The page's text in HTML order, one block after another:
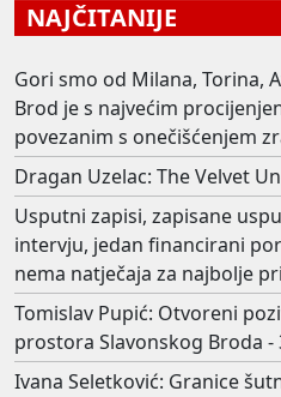
NAJČITANIJE
Gori smo od Milana, Torina,
Brod je s najvećim
povezanim s onečišćenjem
Dragan Uzelac: The Velvet
Usputni zapisi, zapisane
intervju, jedan financirani
nema natječaja za najbolje
Tomislav Pupić: Otvoreni
prostora Slavonskog Broda -
Ivana Seletković: Granice